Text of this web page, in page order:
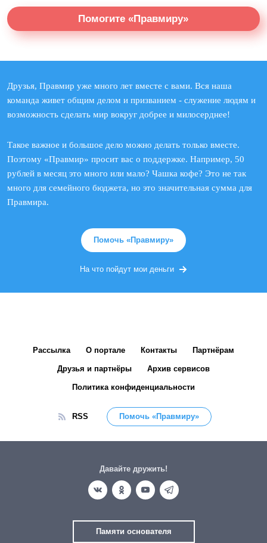
Помогите «Правмиру»
Друзья, Правмир уже много лет вместе с вами. Вся наша
команда живет общим делом и призванием - служение людям и
возможность сделать мир вокруг добрее и милосерднее!
Такое важное и большое дело можно делать только вместе.
Поэтому «Правмир» просит вас о поддержке. Например, 50
рублей в месяц это много или мало? Чашка кофе? Это не так
много для семейного бюджета, но это значительная сумма для
Правмира.
Помочь «Правмиру»
На что пойдут мои деньги
Рассылка О портале Контакты Партнёрам
Друзья и партнёры Архив сервисов
Политика конфиденциальности
RSS Помочь «Правмиру»
Давайте дружить!
Памяти основателя